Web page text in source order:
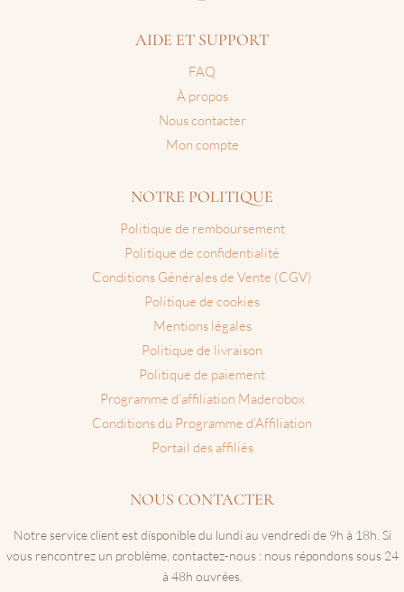
AIDE ET SUPPORT
FAQ
À propos
Nous contacter
Mon compte
NOTRE POLITIQUE
Politique de remboursement
Politique de confidentialité
Conditions Générales de Vente (CGV)
Politique de cookies
Mentions légales
Politique de livraison
Politique de paiement
Programme d’affiliation Maderobox
Conditions du Programme d’Affiliation
Portail des affiliés
NOUS CONTACTER
Notre service client est disponible du lundi au vendredi de 9h à 18h. Si
vous rencontrez un problème, contactez-nous : nous répondons sous 24
à 48h ouvrées.